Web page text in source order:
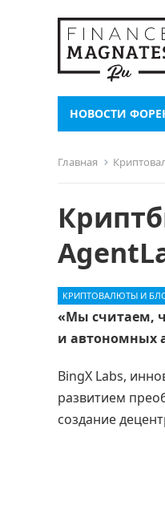
НОВОСТИ
Главная
КРИПТОВАЛЮТЫ И
«Мы считаем,
и автономных
BingX Labs,
развитием
создание